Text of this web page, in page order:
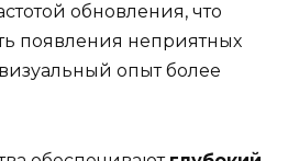
обновления, что
появления неприятных
опыт более